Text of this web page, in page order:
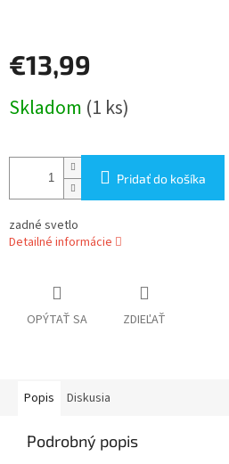
€13,99
cena:
Skladom (1 ks)
Pridať do košíka
zadné svetlo
Detailné informácie
OPÝTAŤ SA ZDIEĽAŤ
Popis Diskusia
Podrobný popis